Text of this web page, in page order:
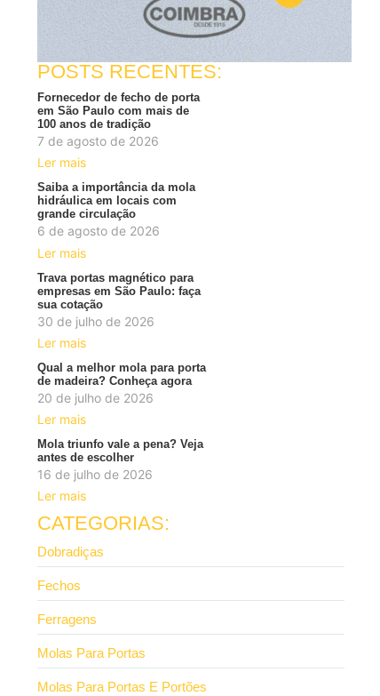
POSTS RECENTES:
Fornecedor de fecho de porta
em São Paulo com mais de
100 anos de tradição
7 de agosto de 2026
Ler mais
Saiba a importância da mola
hidráulica em locais com
grande circulação
6 de agosto de 2026
Ler mais
Trava portas magnético para
empresas em São Paulo: faça
sua cotação
30 de julho de 2026
Ler mais
Qual a melhor mola para porta
de madeira? Conheça agora
20 de julho de 2026
Ler mais
Mola triunfo vale a pena? Veja
antes de escolher
16 de julho de 2026
Ler mais
CATEGORIAS:
Dobradiças
Fechos
Ferragens
Molas Para Portas
Molas Para Portas E Portões